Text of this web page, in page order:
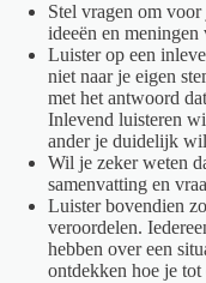
Stel vragen om
ideeën en meningen
Luister op een
niet naar je eigen
met het antwoord
Inlevend luisteren
ander je duidelijk
Wil je zeker weten
samenvatting en
Luister bovendien
veroordelen.
hebben over een
ontdekken hoe je